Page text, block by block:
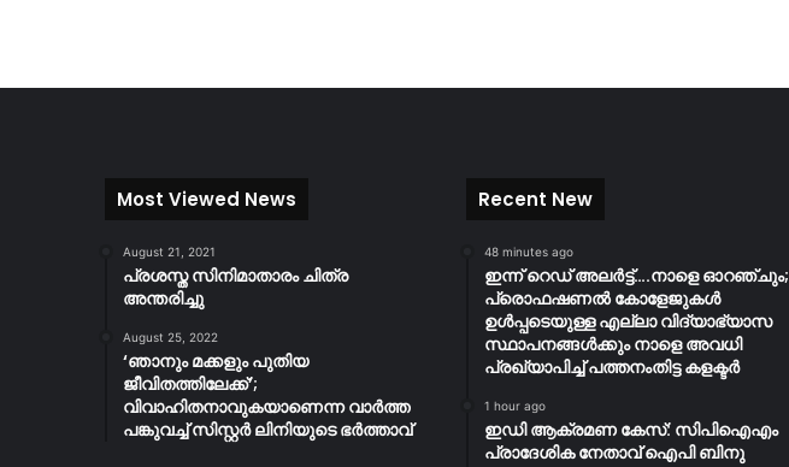
Most Viewed News
August 21, 2021
പ്രശസ്ത സിനിമാതാരം ചിത്ര
അന്തരിച്ചു
August 25, 2022
‘ഞാനും മക്കളും പുതിയ
ജീവിതത്തിലേക്ക്’;
വിവാഹിതനാവുകയാണെന്ന വാർത്ത
പങ്കുവച്ച് സിസ്റ്റർ ലിനിയുടെ ഭർത്താവ്
Recent New
48 minutes ago
ഇന്ന് റെഡ് അലർട്ട്….നാളെ ഓറഞ്ചും;
പ്രൊഫഷണൽ കോളേജുകൾ
ഉൾപ്പടെയുള്ള എല്ലാ വിദ്യാഭ്യാസ
സ്ഥാപനങ്ങൾക്കും നാളെ അവധി
പ്രഖ്യാപിച്ച് പത്തനംതിട്ട കളക്ടർ
1 hour ago
ഇഡി ആക്രമണ കേസ്: സിപിഐഎം
പ്രാദേശിക നേതാവ് ഐപി ബിനു